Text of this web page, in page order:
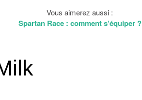
Vous aimerez aussi :
Spartan Race : comment s’équiper ?